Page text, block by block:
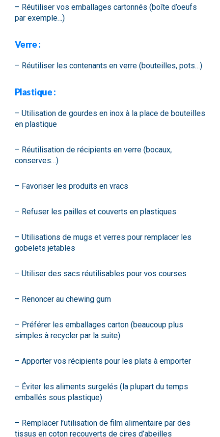
– Réutiliser vos emballages cartonnés (boîte d’oeufs
par exemple…)
Verre :
– Réutiliser les contenants en verre (bouteilles, pots…)
Plastique :
– Utilisation de gourdes en inox à la place de bouteilles
en plastique
– Réutilisation de récipients en verre (bocaux,
conserves…)
– Favoriser les produits en vracs
– Refuser les pailles et couverts en plastiques
– Utilisations de mugs et verres pour remplacer les
gobelets jetables
– Utiliser des sacs réutilisables pour vos courses
– Renoncer au chewing gum
– Préférer les emballages carton (beaucoup plus
simples à recycler par la suite)
– Apporter vos récipients pour les plats à emporter
– Éviter les aliments surgelés (la plupart du temps
emballés sous plastique)
– Remplacer l’utilisation de film alimentaire par des
tissus en coton recouverts de cires d’abeilles